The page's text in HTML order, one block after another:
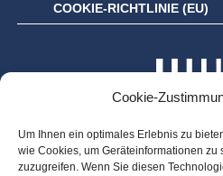
Cookie-
Um Ihnen ein optimales Erlebnis zu
wie Cookies, um Geräteinformationen zu
zuzugreifen. Wenn Sie diesen
COOKIE-RICHTLINIE (EU)